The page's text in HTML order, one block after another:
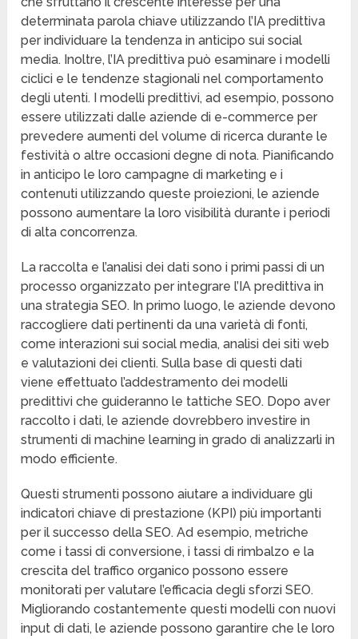
determinata parola chiave utilizzando l’IA predittiva
per individuare la tendenza in anticipo sui social
media. Inoltre, l’IA predittiva può esaminare i modelli
ciclici e le tendenze stagionali nel comportamento
degli utenti. I modelli predittivi, ad esempio, possono
essere utilizzati dalle aziende di e-commerce per
prevedere aumenti del volume di ricerca durante le
festività o altre occasioni degne di nota. Pianificando
in anticipo le loro campagne di marketing e i
contenuti utilizzando queste proiezioni, le aziende
possono aumentare la loro visibilità durante i periodi
di alta concorrenza.
La raccolta e l’analisi dei dati sono i primi passi di un
processo organizzato per integrare l’IA predittiva in
una strategia SEO. In primo luogo, le aziende devono
raccogliere dati pertinenti da una varietà di fonti,
come interazioni sui social media, analisi dei siti web
e valutazioni dei clienti. Sulla base di questi dati
viene effettuato l’addestramento dei modelli
predittivi che guideranno le tattiche SEO. Dopo aver
raccolto i dati, le aziende dovrebbero investire in
strumenti di machine learning in grado di analizzarli in
modo efficiente.
Questi strumenti possono aiutare a individuare gli
indicatori chiave di prestazione (KPI) più importanti
per il successo della SEO. Ad esempio, metriche
come i tassi di conversione, i tassi di rimbalzo e la
crescita del traffico organico possono essere
monitorati per valutare l’efficacia degli sforzi SEO.
Migliorando costantemente questi modelli con nuovi
input di dati, le aziende possono garantire che le loro